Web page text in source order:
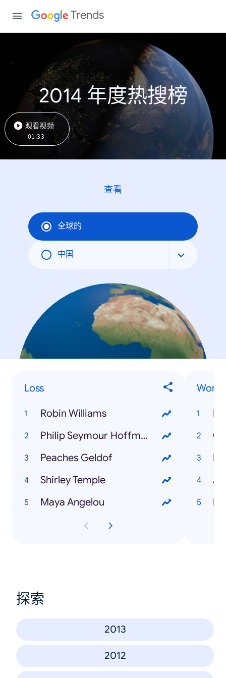
Trends
2014 年度热搜榜
观看视频
01:33
查看
全球的
中国
Loss
Robin Williams
Philip Seymour Hoffman
Peaches Geldof
Shirley Temple
Maya Angelou
World
探索
2013
2012